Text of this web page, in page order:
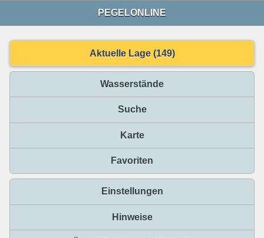
PEGELONLINE
Aktuelle Lage (149)
Wasserstände
Suche
Karte
Favoriten
Einstellungen
Hinweise